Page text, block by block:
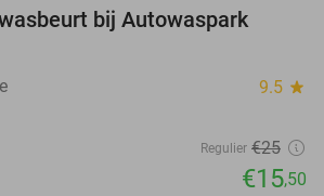
bij Autowaspark
9.5 star
Regulier €25
€15,50